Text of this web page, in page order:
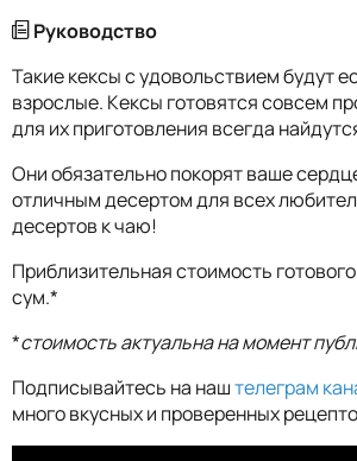
Руководство
Такие кексы с удовольствием будут
взрослые. Кексы готовятся совсем
для их приготовления всегда
Они обязательно покорят ваше
отличным десертом для всех
десертов к чаю!
Приблизительная стоимость
сум.*
*стоимость актуальна на момент
Подписывайтесь на наштелеграм
много вкусных и проверенных